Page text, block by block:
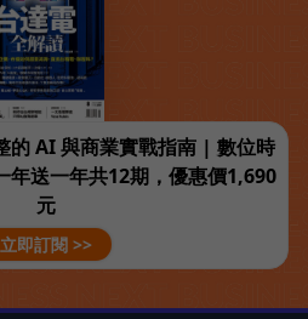
的 AI 與商業實戰指南 | 數位時
年送一年共12期，優惠價1,690
元
立即訂閱 >>